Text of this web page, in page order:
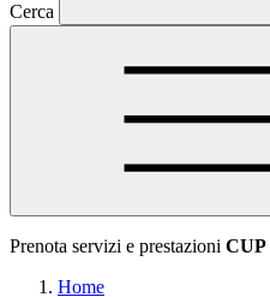
Cerca
Prenota servizi e prestazioni CUP
Home